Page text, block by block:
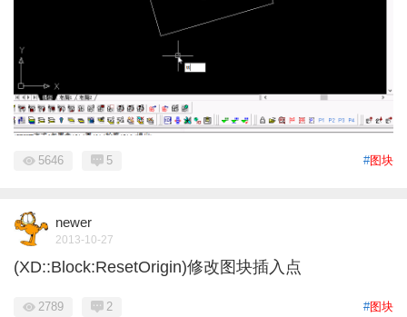
#图块
5646 5
newer
2013-10-27
(XD::Block:ResetOrigin)修改图块插入点
#图块
2789 2